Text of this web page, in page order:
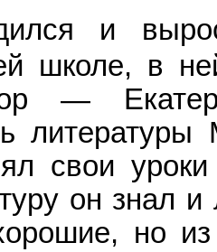
и
школе, в
—
свои
он знал
но из